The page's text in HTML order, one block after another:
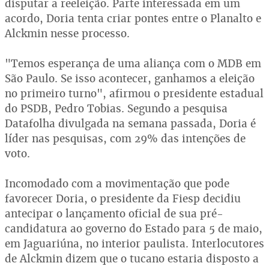
disputar a reeleição. Parte interessada em um
acordo, Doria tenta criar pontes entre o Planalto e
Alckmin nesse processo.
"Temos esperança de uma aliança com o MDB em
São Paulo. Se isso acontecer, ganhamos a eleição
no primeiro turno", afirmou o presidente estadual
do PSDB, Pedro Tobias. Segundo a pesquisa
Datafolha divulgada na semana passada, Doria é
líder nas pesquisas, com 29% das intenções de
voto.
Incomodado com a movimentação que pode
favorecer Doria, o presidente da Fiesp decidiu
antecipar o lançamento oficial de sua pré-
candidatura ao governo do Estado para 5 de maio,
em Jaguariúna, no interior paulista. Interlocutores
de Alckmin dizem que o tucano estaria disposto a